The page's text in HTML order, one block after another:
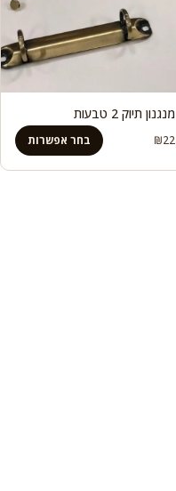
מנגנון תיוק 2 טבעות
₪22 בחר אפשרות